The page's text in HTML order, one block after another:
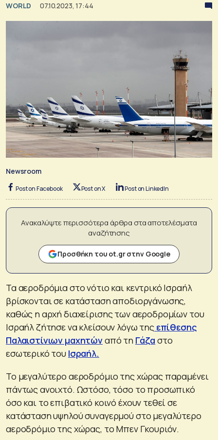
WORLD 07.10.2023, 17:44
Newsroom
Post on Facebook Post on X Post on LinkedIn
Ανακαλύψτε περισσότερα άρθρα στα αποτελέσματα
αναζήτησης
Προσθήκη του ot.gr στην Google
Τα αεροδρόμια στο νότιο και κεντρικό Ισραήλ
βρίσκονται σε κατάσταση αποδιοργάνωσης,
καθώς η αρχή διαχείρισης των αεροδρομίων του
Ισραήλ ζήτησε να κλείσουν λόγω τηςεπίθεσης
Παλαιστίνιων μαχητώναπό τη Γάζα στο
εσωτερικό του Ισραήλ.
Το μεγαλύτερο αεροδρόμιο της χώρας παραμένει
πάντως ανοιχτό. Ωστόσο, τόσο το προσωπικό
όσο και το επιβατικό κοινό έχουν τεθεί σε
κατάσταση υψηλού συναγερμού στο μεγαλύτερο
αεροδρόμιο της χώρας, το Μπεν Γκουριόν.